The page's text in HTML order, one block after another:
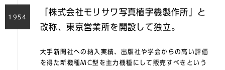
1954
「株式会社モリサワ写真植字機製作所」と
改称、東京営業所を開設して独立。
大手新聞社への納入実績、出版社や学会からの高い評価
を得た新機種MC型を主力機種にして販売すべきという